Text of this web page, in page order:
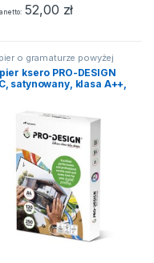
netto 52,00 zł
o gramaturze powyżej
m2 ksero PRO-DESIGN
satynowany, klasa A++,